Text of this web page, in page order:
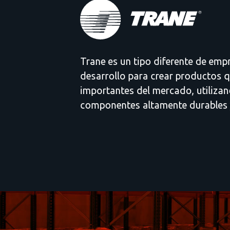
Trane es un tipo diferente de
desarrollo para crear productos
importantes del mercado,
componentes altamente